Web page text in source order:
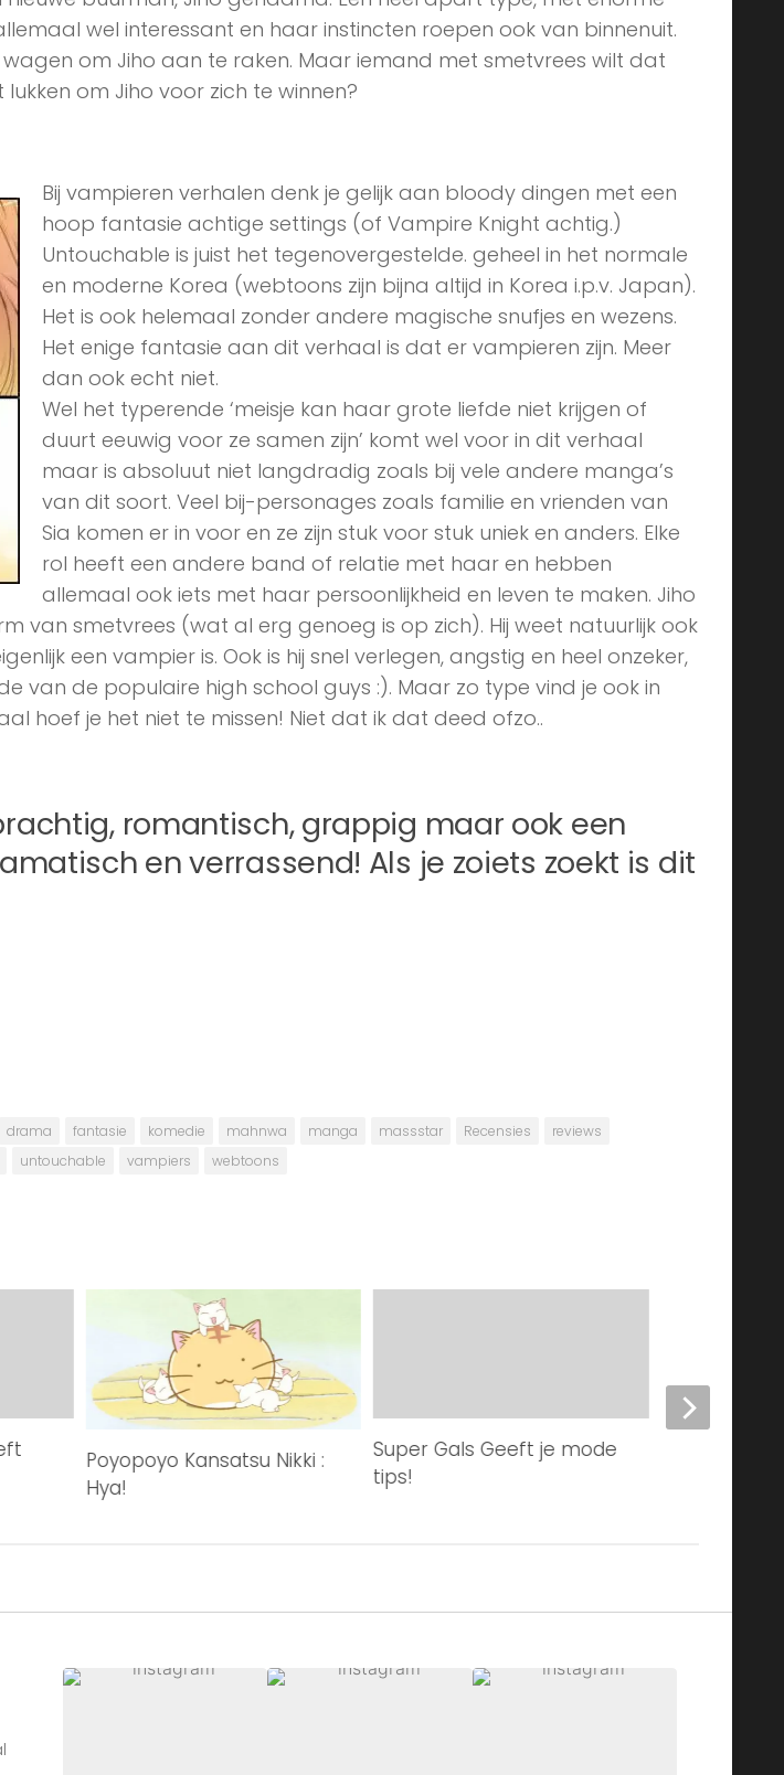
wel interessant en haar instincten roepen ook van binnenuit.
om Jiho aan te raken. Maar iemand met smetvrees wilt dat
om Jiho voor zich te winnen?
Bij vampieren verhalen denk je gelijk aan bloody dingen met een
hoop fantasie achtige settings (of Vampire Knight achtig.)
Untouchable is juist het tegenovergestelde. geheel in het normale
en moderne Korea (webtoons zijn bijna altijd in Korea i.p.v. Japan).
Het is ook helemaal zonder andere magische snufjes en wezens.
Het enige fantasie aan dit verhaal is dat er vampieren zijn. Meer
dan ook echt niet.
Wel het typerende ‘meisje kan haar grote liefde niet krijgen of
duurt eeuwig voor ze samen zijn’ komt wel voor in dit verhaal
maar is absoluut niet langdradig zoals bij vele andere manga’s
van dit soort. Veel bij-personages zoals familie en vrienden van
Sia komen er in voor en ze zijn stuk voor stuk uniek en anders. Elke
rol heeft een andere band of relatie met haar en hebben
allemaal ook iets met haar persoonlijkheid en leven te maken. Jiho
van smetvrees (wat al erg genoeg is op zich). Hij weet natuurlijk ook
een vampier is. Ook is hij snel verlegen, angstig en heel onzeker,
van de populaire high school guys :). Maar zo type vind je ook in
hoef je het niet te missen! Niet dat ik dat deed ofzo..
romantisch, grappig maar ook een
en verrassend! Als je zoiets zoekt is dit
drama fantasie komedie mahnwa manga massstar Recensies
reviews
untouchable vampiers webtoons
Poyopoyo Kansatsu Nikki :
Hya!
Super Gals Geeft je mode
tips!